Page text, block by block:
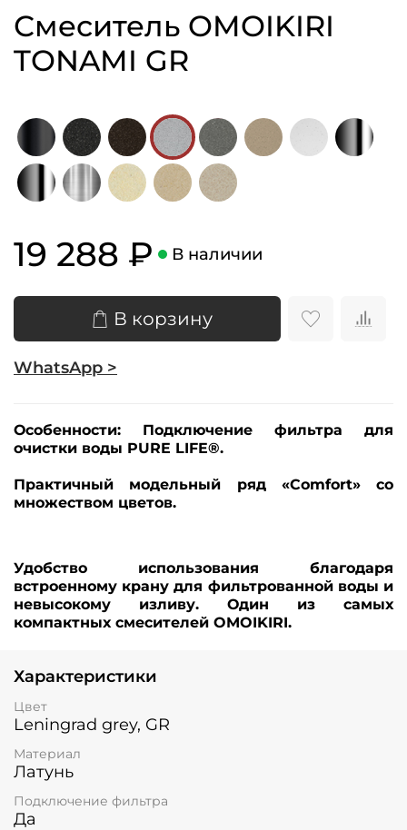
Смеситель OMOIKIRI
TONAMI GR
19 288 ₽ В наличии
В корзину
WhatsApp >
Особенности:
Подключение фильтра для
очистки воды PURE LIFE®.
Практичный модельный ряд «Comfort» со
множеством цветов.
Удобство использования благодаря
встроенному крану для фильтрованной воды и
невысокому изливу. Один из самых
компактных смесителей OMOIKIRI.
Характеристики
Цвет
Leningrad grey, GR
Материал
Латунь
Подключение фильтра
Да